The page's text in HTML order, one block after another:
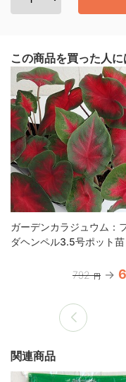
この商品を買った人
ガーデンカラジュウム：
ダヘンペル3.5号ポット苗
792 円
関連商品